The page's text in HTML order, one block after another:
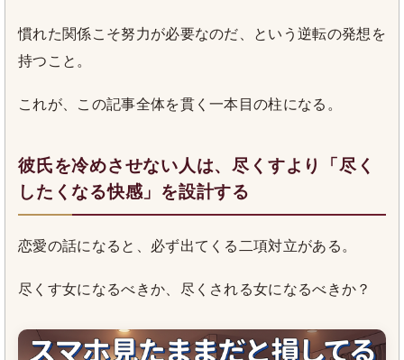
慣れた関係こそ努力が必要なのだ、という逆転の発想を
持つこと。
これが、この記事全体を貫く一本目の柱になる。
彼氏を冷めさせない人は、尽くすより「尽く
したくなる快感」を設計する
恋愛の話になると、必ず出てくる二項対立がある。
尽くす女になるべきか、尽くされる女になるべきか？